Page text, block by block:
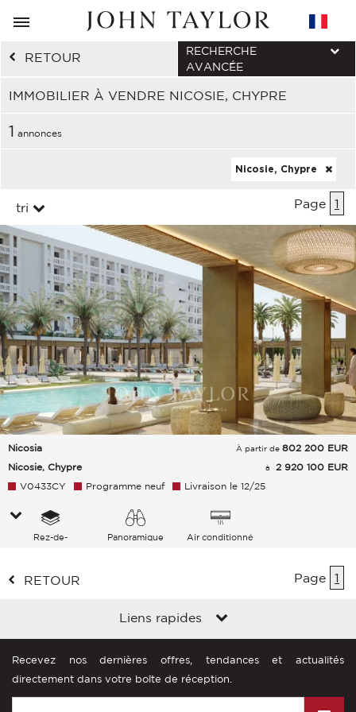
RETOUR
IMMOBILIER À VENDRE NICOSIE, CHYPRE
RECHERCHE
AVANCÉE
1 annonces
Nicosie, Chypre
tri Page 1
Nicosia
Nicosie, Chypre
À partir de 802 200 EUR
à
2 920 100 EUR
V0433CY
Programme neuf Livraison le 12/25
Rez-de-
Panoramique
Air conditionné
RETOUR Page 1
Liens rapides
Recevez nos dernières offres, tendances et actualités
directement dans votre boîte de réception.